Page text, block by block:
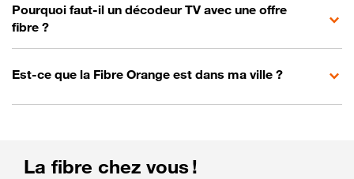
Pourquoi faut-il un décodeur TV avec une offre
fibre ?
Est-ce que la Fibre Orange est dans ma ville ?
La fibre chez vous !